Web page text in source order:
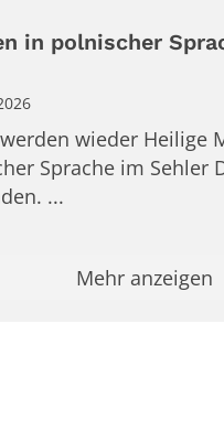
in polnischer
wieder Heilige
Sprache im Sehler
...
Mehr anzeigen